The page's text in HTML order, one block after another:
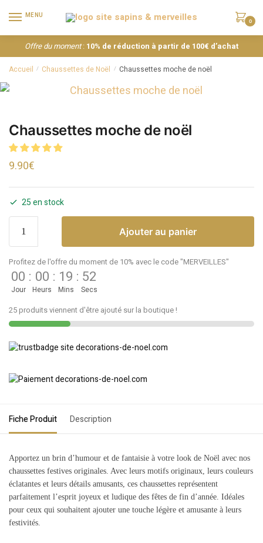
MENU
0
Offre du moment: 10% de réduction à partir de 100€ d’achat
Accueil / Chaussettes de Noël / Chaussettes moche de noël
Chaussettes moche de noël
9.90€
25 en stock
Ajouter au panier
Profitez de l'offre du moment de 10% avec le code "MERVEILLES"
00
Jour
: 00
Heurs
: 19
Mins
: 52
Secs
25 produits viennent d'être ajouté sur la boutique !
Fiche Produit Description
Apportez un brin d’humour et de fantaisie à votre look de Noël avec nos
chaussettes festives originales. Avec leurs motifs originaux, leurs couleurs
éclatantes et leurs détails amusants, ces chaussettes représentent
parfaitement l’esprit joyeux et ludique des fêtes de fin d’année. Idéales
pour ceux qui souhaitent ajouter une touche légère et amusante à leurs
festivités.